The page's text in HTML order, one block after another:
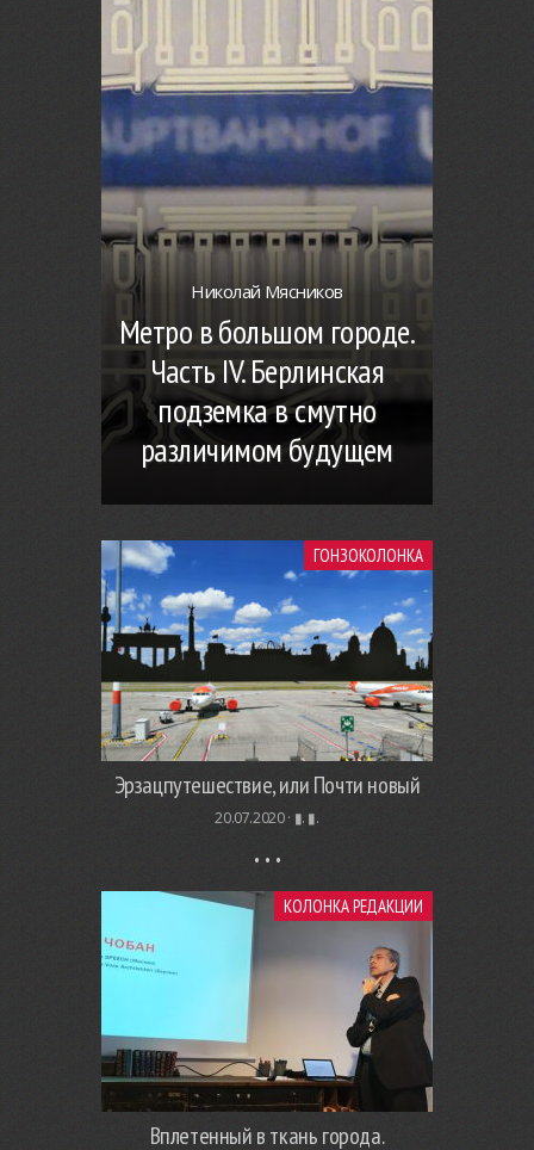
Николай Мясников
Метро в большом городе.
Часть IV. Берлинская
подземка в смутно
различимом будущем
ГОНЗОКОЛОНКА
Эрзацпутешествие, или Почти новый
20.07.2020 · ▮. ▮.
КОЛОНКА РЕДАКЦИИ
Вплетенный в ткань города.